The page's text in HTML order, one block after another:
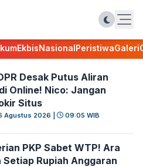
EkbisNasionalPeristiwaGaleri
Desak Putus Aliran
Online! Nico: Jangan
Situs
Agustus 2026 | 09:05 WIB
PKP Sabet WTP! Ara
Setiap Rupiah Anggaran